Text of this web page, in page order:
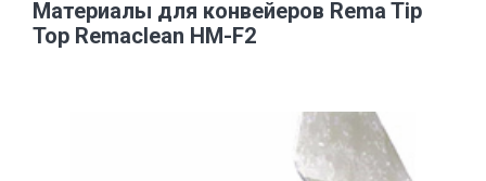
содержанию
Материалы для конвейеров Rema Tip
Top Remaclean HM-F2